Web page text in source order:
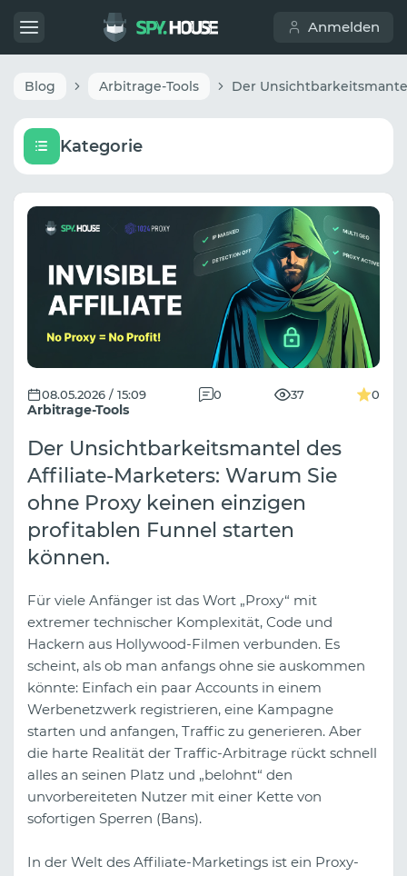
Anmelden
Blog Arbitrage-Tools
Kategorie
Arbitrage-Tools
08.05.2026 / 15:09 0 37 0
Der Unsichtbarkeitsmantel des
Affiliate-Marketers: Warum Sie
ohne Proxy keinen einzigen
profitablen Funnel starten
können.
Für viele Anfänger ist das Wort „Proxy“ mit
extremer technischer Komplexität, Code und
Hackern aus Hollywood-Filmen verbunden. Es
scheint, als ob man anfangs ohne sie auskommen
könnte: Einfach ein paar Accounts in einem
Werbenetzwerk registrieren, eine Kampagne
starten und anfangen, Traffic zu generieren. Aber
die harte Realität der Traffic-Arbitrage rückt schnell
alles an seinen Platz und „belohnt“ den
unvorbereiteten Nutzer mit einer Kette von
sofortigen Sperren (Bans).
In der Welt des Affiliate-Marketings ist ein Proxy-